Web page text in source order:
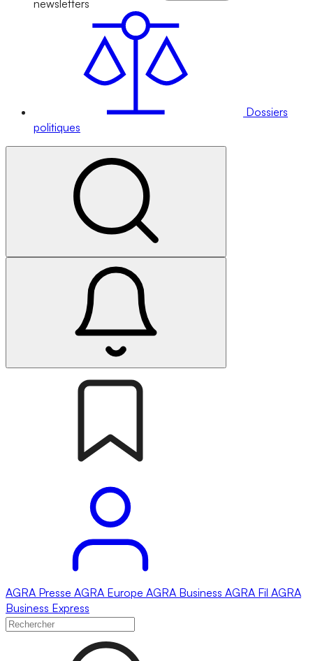
newsletters
Dossiers
politiques
AGRA Presse AGRA Europe AGRA Business AGRA Fil AGRA
Business Express